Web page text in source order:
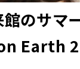
館のサ
Earth